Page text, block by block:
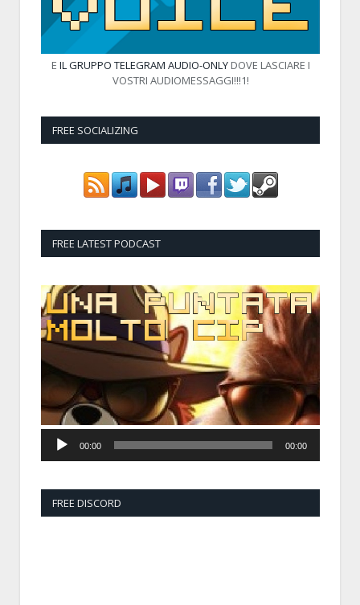
E IL GRUPPO TELEGRAM AUDIO-ONLYDOVE LASCIARE I
VOSTRI AUDIOMESSAGGI!!!1!
FREE SOCIALIZING
FREE LATEST PODCAST
Audio
Player
00:00 00:00
FREE DISCORD